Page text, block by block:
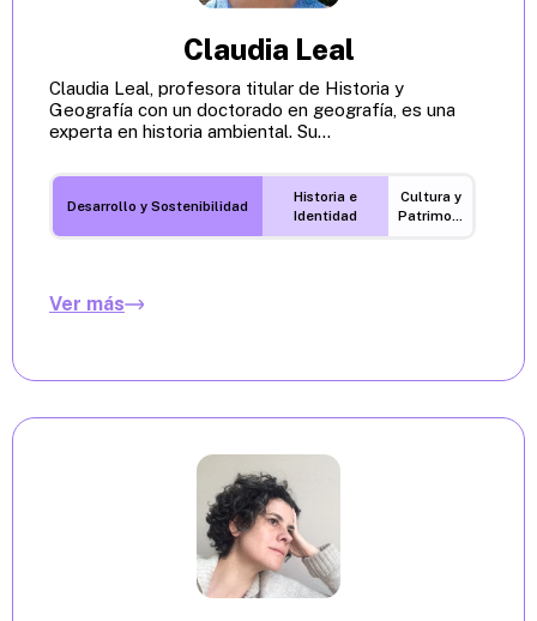
Claudia Leal
Claudia Leal, profesora titular de Historia y
Geografía con un doctorado en geografía, es una
experta en historia ambiental. Su...
Desarrollo y Sostenibilidad
Historia e
Identidad
Cultura y
Patrimonio
Ver más